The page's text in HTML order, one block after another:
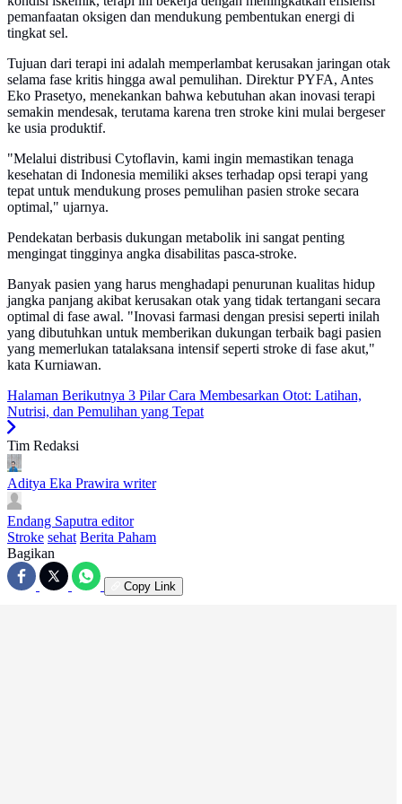
pemanfaatan oksigen dan mendukung pembentukan energi di
tingkat sel.
Tujuan dari terapi ini adalah memperlambat kerusakan jaringan otak
selama fase kritis hingga awal pemulihan. Direktur PYFA, Antes
Eko Prasetyo, menekankan bahwa kebutuhan akan inovasi terapi
semakin mendesak, terutama karena tren stroke kini mulai bergeser
ke usia produktif.
"Melalui distribusi Cytoflavin, kami ingin memastikan tenaga
kesehatan di Indonesia memiliki akses terhadap opsi terapi yang
tepat untuk mendukung proses pemulihan pasien stroke secara
optimal," ujarnya.
Pendekatan berbasis dukungan metabolik ini sangat penting
mengingat tingginya angka disabilitas pasca-stroke.
Banyak pasien yang harus menghadapi penurunan kualitas hidup
jangka panjang akibat kerusakan otak yang tidak tertangani secara
optimal di fase awal. "Inovasi farmasi dengan presisi seperti inilah
yang dibutuhkan untuk memberikan dukungan terbaik bagi pasien
yang memerlukan tatalaksana intensif seperti stroke di fase akut,"
kata Kurniawan.
Halaman Berikutnya 3 Pilar Cara Membesarkan Otot: Latihan,
Nutrisi, dan Pemulihan yang Tepat
Tim Redaksi
Aditya Eka Prawira writer
Endang Saputra editor
Stroke sehat Berita Paham
Bagikan
Copy Link